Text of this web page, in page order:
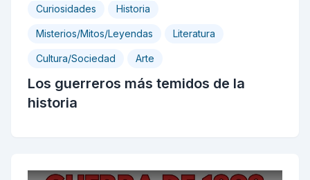
Curiosidades Historia
Misterios/Mitos/Leyendas Literatura
Cultura/Sociedad Arte
Los guerreros más temidos de la
historia